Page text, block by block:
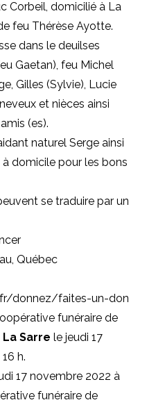
Corbeil, domicilié à La
feu Thérèse Ayotte.
dans le deuilses
Gaetan), feu Michel
Gilles (Sylvie), Lucie
et nièces ainsi
(es).
naturel Serge ainsi
domicile pour les bons
se traduire par un
Québec
donnez/faites-un-don
funéraire de
La Sarre le jeudi 17
h.
17 novembre 2022 à
funéraire de